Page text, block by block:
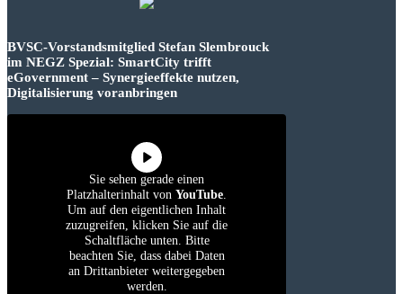
BVSC-Vorstandsmitglied Stefan Slembrouck
im NEGZ Spezial: SmartCity trifft
eGovernment – Synergieeffekte nutzen,
Digitalisierung voranbringen
Sie sehen gerade einen
Platzhalterinhalt von YouTube
Um auf den eigentlichen Inhalt
zuzugreifen, klicken Sie auf die
Schaltfläche unten. Bitte
beachten Sie, dass dabei Daten
an Drittanbieter weitergegeben
werden.